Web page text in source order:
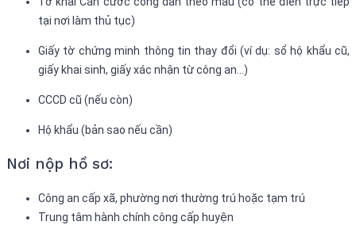
tại nơi làm thủ tục)
Giấy tờ chứng minh thông tin thay đổi (ví dụ: sổ hộ khẩu cũ,
giấy khai sinh, giấy xác nhận từ công an…)
CCCD cũ (nếu còn)
Hộ khẩu (bản sao nếu cần)
Nơi nộp hồ sơ:
Công an cấp xã, phường nơi thường trú hoặc tạm trú
Trung tâm hành chính công cấp huyện